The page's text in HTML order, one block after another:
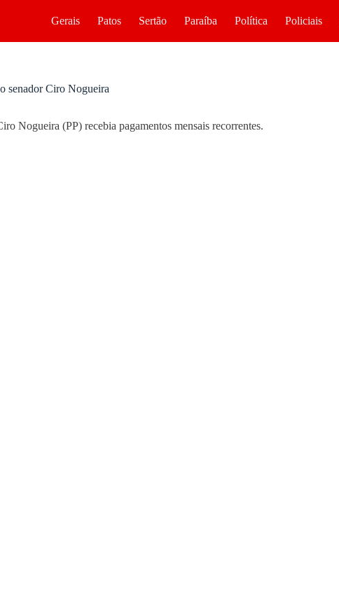
Gerais Patos Sertão Paraíba Política Policiais
senador Ciro Nogueira
Nogueira (PP) recebia pagamentos mensais recorrentes.